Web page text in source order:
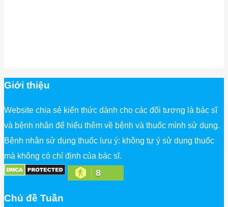
Giới thiệu
Website chia sẻ kiến thức dành cho các đối tượng là bác sĩ
và bệnh nhân để hiểu thêm về bệnh và thuốc mình sử dụng.
Bệnh nhân sử dụng thuốc lưu ý: không tự ý sử dụng thuốc
mà không có chỉ định của bác sĩ.
8
Chủ đề Tuần